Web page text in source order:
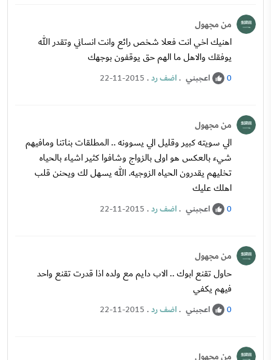
من مجهول
اهنيك اخي انت فعلا شخص رائع وانت انساني وتقدر الله
يوفقك والاهل ما الهم حق يوقفون بوجهك
0 اعجبني .اضف رد.
22-11-2015
من مجهول
الي سويته كبير وقليل الي يسوونه .. المطلقات بناتنا ومافيهم
شيء بالعكس هو اولى بالزواج وشافوا كثير اشياء بالحياه
تخليهم يقدرون الحياه الزوجيه. الله يسهل لك ويحنن قلب
اهلك عليك
0 اعجبني .اضف رد.
22-11-2015
من مجهول
حاول تقنع ابوك .. الاب دايم مع ولده اذا قدرت تقنع واحد
فيهم يكفي
0 اعجبني .اضف رد.
22-11-2015
من مجهول